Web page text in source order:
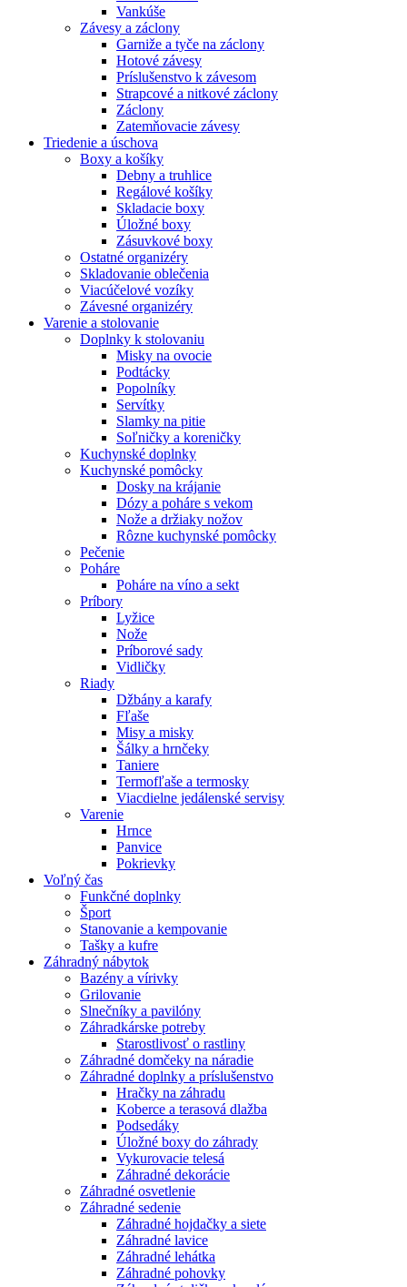
Vankúše
Závesy a záclony
Garniže a tyče na záclony
Hotové závesy
Príslušenstvo k závesom
Strapcové a nitkové záclony
Záclony
Zatemňovacie závesy
Triedenie a úschova
Boxy a košíky
Debny a truhlice
Regálové košíky
Skladacie boxy
Úložné boxy
Zásuvkové boxy
Ostatné organizéry
Skladovanie oblečenia
Viacúčelové vozíky
Závesné organizéry
Varenie a stolovanie
Doplnky k stolovaniu
Misky na ovocie
Podtácky
Popolníky
Servítky
Slamky na pitie
Soľničky a koreničky
Kuchynské doplnky
Kuchynské pomôcky
Dosky na krájanie
Dózy a poháre s vekom
Nože a držiaky nožov
Rôzne kuchynské pomôcky
Pečenie
Poháre
Poháre na víno a sekt
Príbory
Lyžice
Nože
Príborové sady
Vidličky
Riady
Džbány a karafy
Fľaše
Misy a misky
Šálky a hrnčeky
Taniere
Termofľaše a termosky
Viacdielne jedálenské servisy
Varenie
Hrnce
Panvice
Pokrievky
Voľný čas
Funkčné doplnky
Šport
Stanovanie a kempovanie
Tašky a kufre
Záhradný nábytok
Bazény a vírivky
Grilovanie
Slnečníky a pavilóny
Záhradkárske potreby
Starostlivosť o rastliny
Záhradné domčeky na náradie
Záhradné doplnky a príslušenstvo
Hračky na záhradu
Koberce a terasová dlažba
Podsedáky
Úložné boxy do záhrady
Vykurovacie telesá
Záhradné dekorácie
Záhradné osvetlenie
Záhradné sedenie
Záhradné hojdačky a siete
Záhradné lavice
Záhradné lehátka
Záhradné pohovky